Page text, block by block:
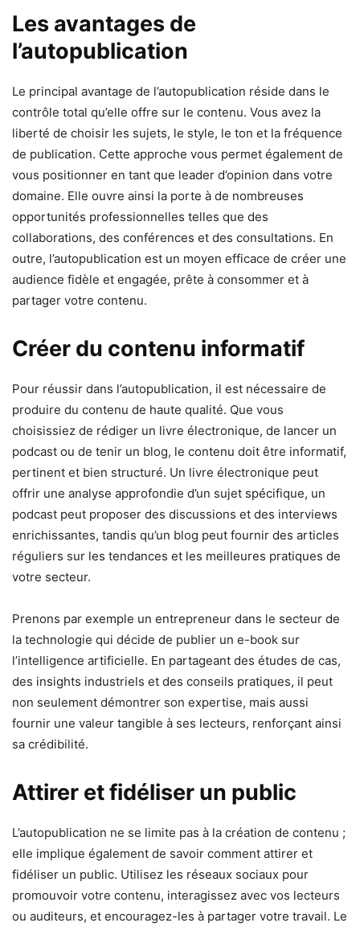
Les avantages de
l’autopublication
Le principal avantage de l’autopublication réside dans le
contrôle total qu’elle offre sur le contenu. Vous avez la
liberté de choisir les sujets, le style, le ton et la fréquence
de publication. Cette approche vous permet également de
vous positionner en tant que leader d’opinion dans votre
domaine. Elle ouvre ainsi la porte à de nombreuses
opportunités professionnelles telles que des
collaborations, des conférences et des consultations. En
outre, l’autopublication est un moyen efficace de créer une
audience fidèle et engagée, prête à consommer et à
partager votre contenu.
Créer du contenu informatif
Pour réussir dans l’autopublication, il est nécessaire de
produire du contenu de haute qualité. Que vous
choisissiez de rédiger un livre électronique, de lancer un
podcast ou de tenir un blog, le contenu doit être informatif,
pertinent et bien structuré. Un livre électronique peut
offrir une analyse approfondie d’un sujet spécifique, un
podcast peut proposer des discussions et des interviews
enrichissantes, tandis qu’un blog peut fournir des articles
réguliers sur les tendances et les meilleures pratiques de
votre secteur.
Prenons par exemple un entrepreneur dans le secteur de
la technologie qui décide de publier un e-book sur
l’intelligence artificielle. En partageant des études de cas,
des insights industriels et des conseils pratiques, il peut
non seulement démontrer son expertise, mais aussi
fournir une valeur tangible à ses lecteurs, renforçant ainsi
sa crédibilité.
Attirer et fidéliser un public
L’autopublication ne se limite pas à la création de contenu ;
elle implique également de savoir comment attirer et
fidéliser un public. Utilisez les réseaux sociaux pour
promouvoir votre contenu, interagissez avec vos lecteurs
ou auditeurs, et encouragez-les à partager votre travail. Le